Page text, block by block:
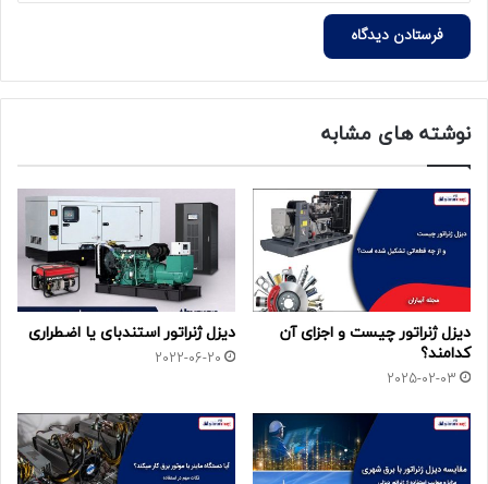
نوشته های مشابه
دیزل ژنراتور چیست و اجزای آن
کدامند؟
2025-02-03
دیزل ژنراتور استندبای یا اضطراری
2022-06-20